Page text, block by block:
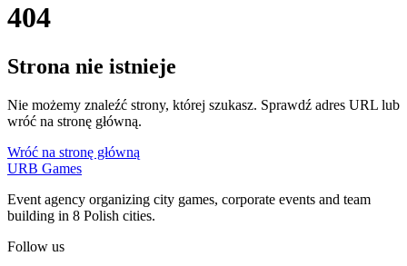
404
Strona nie istnieje
Nie możemy znaleźć strony, której szukasz. Sprawdź adres URL lub
wróć na stronę główną.
Wróć na stronę główną
URB Games
Event agency organizing city games, corporate events and team
building in 8 Polish cities.
Follow us